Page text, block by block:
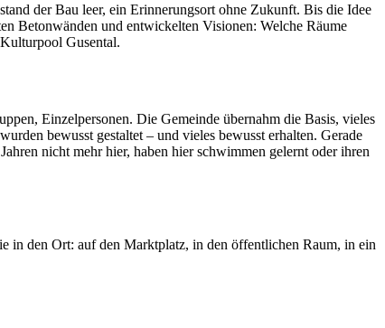
der Bau leer, ein Erinnerungsort ohne Zukunft. Bis die Idee
Betonwänden und entwickelten Visionen: Welche Räume
Gusental.
Einzelpersonen. Die Gemeinde übernahm die Basis, vieles
bewusst gestaltet – und vieles bewusst erhalten. Gerade
nicht mehr hier, haben hier schwimmen gelernt oder ihren
in den Ort: auf den Marktplatz, in den öffentlichen Raum, in ein